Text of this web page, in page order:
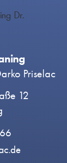
Priselac
12